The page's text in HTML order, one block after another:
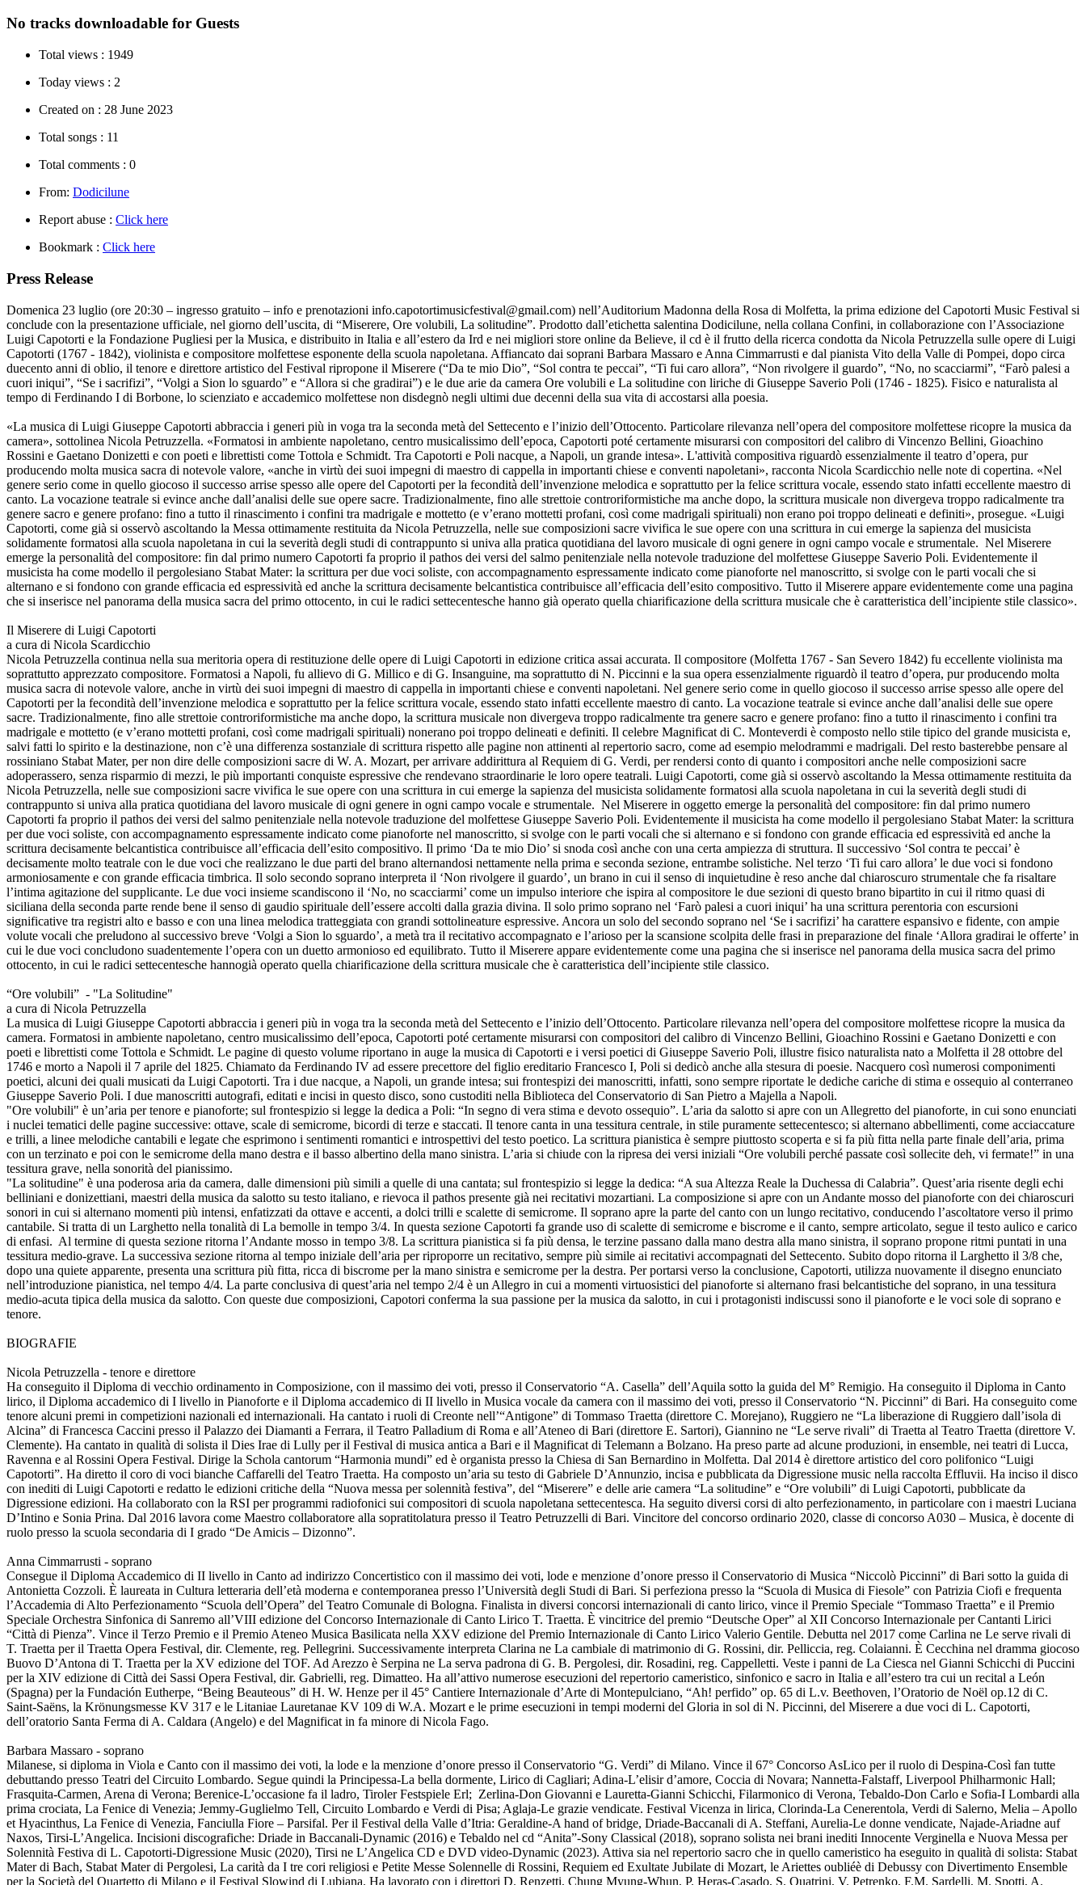
No tracks downloadable for Guests
Total views : 1949
Today views : 2
Created on : 28 June 2023
Total songs : 11
Total comments : 0
From: Dodicilune
Report abuse : Click here
Bookmark : Click here
Press Release
Domenica 23 luglio (ore 20:30 – ingresso gratuito – info e prenotazioni info.capotortimusicfestival@gmail.com) nell’Auditorium Madonna della Rosa di Molfetta, la prima edizione del Capotorti Music Festival si
conclude con la presentazione ufficiale, nel giorno dell’uscita, di “Miserere, Ore volubili, La solitudine”. Prodotto dall’etichetta salentina Dodicilune, nella collana Confini, in collaborazione con l’Associazione
Luigi Capotorti e la Fondazione Pugliesi per la Musica, e distribuito in Italia e all’estero da Ird e nei migliori store online da Believe, il cd è il frutto della ricerca condotta da Nicola Petruzzella sulle opere di Luigi
Capotorti (1767 - 1842), violinista e compositore molfettese esponente della scuola napoletana. Affiancato dai soprani Barbara Massaro e Anna Cimmarrusti e dal pianista Vito della Valle di Pompei, dopo circa
duecento anni di oblio, il tenore e direttore artistico del Festival ripropone il Miserere (“Da te mio Dio”, “Sol contra te peccai”, “Ti fui caro allora”, “Non rivolgere il guardo”, “No, no scacciarmi”, “Farò palesi a
cuori iniqui”, “Se i sacrifizi”, “Volgi a Sion lo sguardo” e “Allora si che gradirai”) e le due arie da camera Ore volubili e La solitudine con liriche di Giuseppe Saverio Poli (1746 - 1825). Fisico e naturalista al
tempo di Ferdinando I di Borbone, lo scienziato e accademico molfettese non disdegnò negli ultimi due decenni della sua vita di accostarsi alla poesia.
«La musica di Luigi Giuseppe Capotorti abbraccia i generi più in voga tra la seconda metà del Settecento e l’inizio dell’Ottocento. Particolare rilevanza nell’opera del compositore molfettese ricopre la musica da
camera», sottolinea Nicola Petruzzella. «Formatosi in ambiente napoletano, centro musicalissimo dell’epoca, Capotorti poté certamente misurarsi con compositori del calibro di Vincenzo Bellini, Gioachino
Rossini e Gaetano Donizetti e con poeti e librettisti come Tottola e Schmidt. Tra Capotorti e Poli nacque, a Napoli, un grande intesa». L'attività compositiva riguardò essenzialmente il teatro d’opera, pur
producendo molta musica sacra di notevole valore, «anche in virtù dei suoi impegni di maestro di cappella in importanti chiese e conventi napoletani», racconta Nicola Scardicchio nelle note di copertina. «Nel
genere serio come in quello giocoso il successo arrise spesso alle opere del Capotorti per la fecondità dell’invenzione melodica e soprattutto per la felice scrittura vocale, essendo stato infatti eccellente maestro di
canto. La vocazione teatrale si evince anche dall’analisi delle sue opere sacre. Tradizionalmente, fino alle strettoie controriformistiche ma anche dopo, la scrittura musicale non divergeva troppo radicalmente tra
genere sacro e genere profano: fino a tutto il rinascimento i confini tra madrigale e mottetto (e v’erano mottetti profani, così come madrigali spirituali) non erano poi troppo delineati e definiti», prosegue. «Luigi
Capotorti, come già si osservò ascoltando la Messa ottimamente restituita da Nicola Petruzzella, nelle sue composizioni sacre vivifica le sue opere con una scrittura in cui emerge la sapienza del musicista
solidamente formatosi alla scuola napoletana in cui la severità degli studi di contrappunto si univa alla pratica quotidiana del lavoro musicale di ogni genere in ogni campo vocale e strumentale. Nel Miserere
emerge la personalità del compositore: fin dal primo numero Capotorti fa proprio il pathos dei versi del salmo penitenziale nella notevole traduzione del molfettese Giuseppe Saverio Poli. Evidentemente il
musicista ha come modello il pergolesiano Stabat Mater: la scrittura per due voci soliste, con accompagnamento espressamente indicato come pianoforte nel manoscritto, si svolge con le parti vocali che si
alternano e si fondono con grande efficacia ed espressività ed anche la scrittura decisamente belcantistica contribuisce all’efficacia dell’esito compositivo. Tutto il Miserere appare evidentemente come una pagina
che si inserisce nel panorama della musica sacra del primo ottocento, in cui le radici settecentesche hanno già operato quella chiarificazione della scrittura musicale che è caratteristica dell’incipiente stile classico».
Il Miserere di Luigi Capotorti
a cura di Nicola Scardicchio
Nicola Petruzzella continua nella sua meritoria opera di restituzione delle opere di Luigi Capotorti in edizione critica assai accurata. Il compositore (Molfetta 1767 - San Severo 1842) fu eccellente violinista ma
soprattutto apprezzato compositore. Formatosi a Napoli, fu allievo di G. Millico e di G. Insanguine, ma soprattutto di N. Piccinni e la sua opera essenzialmente riguardò il teatro d’opera, pur producendo molta
musica sacra di notevole valore, anche in virtù dei suoi impegni di maestro di cappella in importanti chiese e conventi napoletani. Nel genere serio come in quello giocoso il successo arrise spesso alle opere del
Capotorti per la fecondità dell’invenzione melodica e soprattutto per la felice scrittura vocale, essendo stato infatti eccellente maestro di canto. La vocazione teatrale si evince anche dall’analisi delle sue opere
sacre. Tradizionalmente, fino alle strettoie controriformistiche ma anche dopo, la scrittura musicale non divergeva troppo radicalmente tra genere sacro e genere profano: fino a tutto il rinascimento i confini tra
madrigale e mottetto (e v’erano mottetti profani, così come madrigali spirituali) nonerano poi troppo delineati e definiti. Il celebre Magnificat di C. Monteverdi è composto nello stile tipico del grande musicista e,
salvi fatti lo spirito e la destinazione, non c’è una differenza sostanziale di scrittura rispetto alle pagine non attinenti al repertorio sacro, come ad esempio melodrammi e madrigali. Del resto basterebbe pensare al
rossiniano Stabat Mater, per non dire delle composizioni sacre di W. A. Mozart, per arrivare addirittura al Requiem di G. Verdi, per rendersi conto di quanto i compositori anche nelle composizioni sacre
adoperassero, senza risparmio di mezzi, le più importanti conquiste espressive che rendevano straordinarie le loro opere teatrali. Luigi Capotorti, come già si osservò ascoltando la Messa ottimamente restituita da
Nicola Petruzzella, nelle sue composizioni sacre vivifica le sue opere con una scrittura in cui emerge la sapienza del musicista solidamente formatosi alla scuola napoletana in cui la severità degli studi di
contrappunto si univa alla pratica quotidiana del lavoro musicale di ogni genere in ogni campo vocale e strumentale. Nel Miserere in oggetto emerge la personalità del compositore: fin dal primo numero
Capotorti fa proprio il pathos dei versi del salmo penitenziale nella notevole traduzione del molfettese Giuseppe Saverio Poli. Evidentemente il musicista ha come modello il pergolesiano Stabat Mater: la scrittura
per due voci soliste, con accompagnamento espressamente indicato come pianoforte nel manoscritto, si svolge con le parti vocali che si alternano e si fondono con grande efficacia ed espressività ed anche la
scrittura decisamente belcantistica contribuisce all’efficacia dell’esito compositivo. Il primo ‘Da te mio Dio’ si snoda così anche con una certa ampiezza di struttura. Il successivo ‘Sol contra te peccai’ è
decisamente molto teatrale con le due voci che realizzano le due parti del brano alternandosi nettamente nella prima e seconda sezione, entrambe solistiche. Nel terzo ‘Ti fui caro allora’ le due voci si fondono
armoniosamente e con grande efficacia timbrica. Il solo secondo soprano interpreta il ‘Non rivolgere il guardo’, un brano in cui il senso di inquietudine è reso anche dal chiaroscuro strumentale che fa risaltare
l’intima agitazione del supplicante. Le due voci insieme scandiscono il ‘No, no scacciarmi’ come un impulso interiore che ispira al compositore le due sezioni di questo brano bipartito in cui il ritmo quasi di
siciliana della seconda parte rende bene il senso di gaudio spirituale dell’essere accolti dalla grazia divina. Il solo primo soprano nel ‘Farò palesi a cuori iniqui’ ha una scrittura perentoria con escursioni
significative tra registri alto e basso e con una linea melodica tratteggiata con grandi sottolineature espressive. Ancora un solo del secondo soprano nel ‘Se i sacrifizi’ ha carattere espansivo e fidente, con ampie
volute vocali che preludono al successivo breve ‘Volgi a Sion lo sguardo’, a metà tra il recitativo accompagnato e l’arioso per la scansione scolpita delle frasi in preparazione del finale ‘Allora gradirai le offerte’ in
cui le due voci concludono suadentemente l’opera con un duetto armonioso ed equilibrato. Tutto il Miserere appare evidentemente come una pagina che si inserisce nel panorama della musica sacra del primo
ottocento, in cui le radici settecentesche hannogià operato quella chiarificazione della scrittura musicale che è caratteristica dell’incipiente stile classico.
“Ore volubili” - "La Solitudine"
a cura di Nicola Petruzzella
La musica di Luigi Giuseppe Capotorti abbraccia i generi più in voga tra la seconda metà del Settecento e l’inizio dell’Ottocento. Particolare rilevanza nell’opera del compositore molfettese ricopre la musica da
camera. Formatosi in ambiente napoletano, centro musicalissimo dell’epoca, Capotorti poté certamente misurarsi con compositori del calibro di Vincenzo Bellini, Gioachino Rossini e Gaetano Donizetti e con
poeti e librettisti come Tottola e Schmidt. Le pagine di questo volume riportano in auge la musica di Capotorti e i versi poetici di Giuseppe Saverio Poli, illustre fisico naturalista nato a Molfetta il 28 ottobre del
1746 e morto a Napoli il 7 aprile del 1825. Chiamato da Ferdinando IV ad essere precettore del figlio ereditario Francesco I, Poli si dedicò anche alla stesura di poesie. Nacquero così numerosi componimenti
poetici, alcuni dei quali musicati da Luigi Capotorti. Tra i due nacque, a Napoli, un grande intesa; sui frontespizi dei manoscritti, infatti, sono sempre riportate le dediche cariche di stima e ossequio al conterraneo
Giuseppe Saverio Poli. I due manoscritti autografi, editati e incisi in questo disco, sono custoditi nella Biblioteca del Conservatorio di San Pietro a Majella a Napoli.
"Ore volubili" è un’aria per tenore e pianoforte; sul frontespizio si legge la dedica a Poli: “In segno di vera stima e devoto ossequio”. L’aria da salotto si apre con un Allegretto del pianoforte, in cui sono enunciati
i nuclei tematici delle pagine successive: ottave, scale di semicrome, bicordi di terze e staccati. Il tenore canta in una tessitura centrale, in stile puramente settecentesco; si alternano abbellimenti, come acciaccature
e trilli, a linee melodiche cantabili e legate che esprimono i sentimenti romantici e introspettivi del testo poetico. La scrittura pianistica è sempre piuttosto scoperta e si fa più fitta nella parte finale dell’aria, prima
con un terzinato e poi con le semicrome della mano destra e il basso albertino della mano sinistra. L’aria si chiude con la ripresa dei versi iniziali “Ore volubili perché passate così sollecite deh, vi fermate!” in una
tessitura grave, nella sonorità del pianissimo.
"La solitudine" è una poderosa aria da camera, dalle dimensioni più simili a quelle di una cantata; sul frontespizio si legge la dedica: “A sua Altezza Reale la Duchessa di Calabria”. Quest’aria risente degli echi
belliniani e donizettiani, maestri della musica da salotto su testo italiano, e rievoca il pathos presente già nei recitativi mozartiani. La composizione si apre con un Andante mosso del pianoforte con dei chiaroscuri
sonori in cui si alternano momenti più intensi, enfatizzati da ottave e accenti, a dolci trilli e scalette di semicrome. Il soprano apre la parte del canto con un lungo recitativo, conducendo l’ascoltatore verso il primo
cantabile. Si tratta di un Larghetto nella tonalità di La bemolle in tempo 3/4. In questa sezione Capotorti fa grande uso di scalette di semicrome e biscrome e il canto, sempre articolato, segue il testo aulico e carico
di enfasi. Al termine di questa sezione ritorna l’Andante mosso in tempo 3/8. La scrittura pianistica si fa più densa, le terzine passano dalla mano destra alla mano sinistra, il soprano propone ritmi puntati in una
tessitura medio-grave. La successiva sezione ritorna al tempo iniziale dell’aria per riproporre un recitativo, sempre più simile ai recitativi accompagnati del Settecento. Subito dopo ritorna il Larghetto il 3/8 che,
dopo una quiete apparente, presenta una scrittura più fitta, ricca di biscrome per la mano sinistra e semicrome per la destra. Per portarsi verso la conclusione, Capotorti, utilizza nuovamente il disegno enunciato
nell’introduzione pianistica, nel tempo 4/4. La parte conclusiva di quest’aria nel tempo 2/4 è un Allegro in cui a momenti virtuosistici del pianoforte si alternano frasi belcantistiche del soprano, in una tessitura
medio-acuta tipica della musica da salotto. Con queste due composizioni, Capotori conferma la sua passione per la musica da salotto, in cui i protagonisti indiscussi sono il pianoforte e le voci sole di soprano e
tenore.
BIOGRAFIE
Nicola Petruzzella - tenore e direttore
Ha conseguito il Diploma di vecchio ordinamento in Composizione, con il massimo dei voti, presso il Conservatorio “A. Casella” dell’Aquila sotto la guida del M° Remigio. Ha conseguito il Diploma in Canto
lirico, il Diploma accademico di I livello in Pianoforte e il Diploma accademico di II livello in Musica vocale da camera con il massimo dei voti, presso il Conservatorio “N. Piccinni” di Bari. Ha conseguito come
tenore alcuni premi in competizioni nazionali ed internazionali. Ha cantato i ruoli di Creonte nell’“Antigone” di Tommaso Traetta (direttore C. Morejano), Ruggiero ne “La liberazione di Ruggiero dall’isola di
Alcina” di Francesca Caccini presso il Palazzo dei Diamanti a Ferrara, il Teatro Palladium di Roma e all’Ateneo di Bari (direttore E. Sartori), Giannino ne “Le serve rivali” di Traetta al Teatro Traetta (direttore V.
Clemente). Ha cantato in qualità di solista il Dies Irae di Lully per il Festival di musica antica a Bari e il Magnificat di Telemann a Bolzano. Ha preso parte ad alcune produzioni, in ensemble, nei teatri di Lucca,
Ravenna e al Rossini Opera Festival. Dirige la Schola cantorum “Harmonia mundi” ed è organista presso la Chiesa di San Bernardino in Molfetta. Dal 2014 è direttore artistico del coro polifonico “Luigi
Capotorti”. Ha diretto il coro di voci bianche Caffarelli del Teatro Traetta. Ha composto un’aria su testo di Gabriele D’Annunzio, incisa e pubblicata da Digressione music nella raccolta Effluvii. Ha inciso il disco
con inediti di Luigi Capotorti e redatto le edizioni critiche della “Nuova messa per solennità festiva”, del “Miserere” e delle arie camera “La solitudine” e “Ore volubili” di Luigi Capotorti, pubblicate da
Digressione edizioni. Ha collaborato con la RSI per programmi radiofonici sui compositori di scuola napoletana settecentesca. Ha seguito diversi corsi di alto perfezionamento, in particolare con i maestri Luciana
D’Intino e Sonia Prina. Dal 2016 lavora come Maestro collaboratore alla sopratitolatura presso il Teatro Petruzzelli di Bari. Vincitore del concorso ordinario 2020, classe di concorso A030 – Musica, è docente di
ruolo presso la scuola secondaria di I grado “De Amicis – Dizonno”.
Anna Cimmarrusti - soprano
Consegue il Diploma Accademico di II livello in Canto ad indirizzo Concertistico con il massimo dei voti, lode e menzione d’onore presso il Conservatorio di Musica “Niccolò Piccinni” di Bari sotto la guida di
Antonietta Cozzoli. È laureata in Cultura letteraria dell’età moderna e contemporanea presso l’Università degli Studi di Bari. Si perfeziona presso la “Scuola di Musica di Fiesole” con Patrizia Ciofi e frequenta
l’Accademia di Alto Perfezionamento “Scuola dell’Opera” del Teatro Comunale di Bologna. Finalista in diversi concorsi internazionali di canto lirico, vince il Premio Speciale “Tommaso Traetta” e il Premio
Speciale Orchestra Sinfonica di Sanremo all’VIII edizione del Concorso Internazionale di Canto Lirico T. Traetta. È vincitrice del premio “Deutsche Oper” al XII Concorso Internazionale per Cantanti Lirici
“Città di Pienza”. Vince il Terzo Premio e il Premio Ateneo Musica Basilicata nella XXV edizione del Premio Internazionale di Canto Lirico Valerio Gentile. Debutta nel 2017 come Carlina ne Le serve rivali di
T. Traetta per il Traetta Opera Festival, dir. Clemente, reg. Pellegrini. Successivamente interpreta Clarina ne La cambiale di matrimonio di G. Rossini, dir. Pelliccia, reg. Colaianni. È Cecchina nel dramma giocoso
Buovo D’Antona di T. Traetta per la XV edizione del TOF. Ad Arezzo è Serpina ne La serva padrona di G. B. Pergolesi, dir. Rosadini, reg. Cappelletti. Veste i panni de La Ciesca nel Gianni Schicchi di Puccini
per la XIV edizione di Città dei Sassi Opera Festival, dir. Gabrielli, reg. Dimatteo. Ha all’attivo numerose esecuzioni del repertorio cameristico, sinfonico e sacro in Italia e all’estero tra cui un recital a León
(Spagna) per la Fundación Eutherpe, “Being Beauteous” di H. W. Henze per il 45° Cantiere Internazionale d’Arte di Montepulciano, “Ah! perfido” op. 65 di L.v. Beethoven, l’Oratorio de Noël op.12 di C.
Saint-Saëns, la Krönungsmesse KV 317 e le Litaniae Lauretanae KV 109 di W.A. Mozart e le prime esecuzioni in tempi moderni del Gloria in sol di N. Piccinni, del Miserere a due voci di L. Capotorti,
dell’oratorio Santa Ferma di A. Caldara (Angelo) e del Magnificat in fa minore di Nicola Fago.
Barbara Massaro - soprano
Milanese, si diploma in Viola e Canto con il massimo dei voti, la lode e la menzione d’onore presso il Conservatorio “G. Verdi” di Milano. Vince il 67° Concorso AsLico per il ruolo di Despina-Così fan tutte
debuttando presso Teatri del Circuito Lombardo. Segue quindi la Principessa-La bella dormente, Lirico di Cagliari; Adina-L’elisir d’amore, Coccia di Novara; Nannetta-Falstaff, Liverpool Philharmonic Hall;
Frasquita-Carmen, Arena di Verona; Berenice-L’occasione fa il ladro, Tiroler Festspiele Erl; Zerlina-Don Giovanni e Lauretta-Gianni Schicchi, Filarmonico di Verona, Tebaldo-Don Carlo e Sofia-I Lombardi alla
prima crociata, La Fenice di Venezia; Jemmy-Guglielmo Tell, Circuito Lombardo e Verdi di Pisa; Aglaja-Le grazie vendicate. Festival Vicenza in lirica, Clorinda-La Cenerentola, Verdi di Salerno, Melia – Apollo
et Hyacinthus, La Fenice di Venezia, Fanciulla Fiore – Parsifal. Per il Festival della Valle d’Itria: Geraldine-A hand of bridge, Driade-Baccanali di A. Steffani, Aurelia-Le donne vendicate, Najade-Ariadne auf
Naxos, Tirsi-L’Angelica. Incisioni discografiche: Driade in Baccanali-Dynamic (2016) e Tebaldo nel cd “Anita”-Sony Classical (2018), soprano solista nei brani inediti Innocente Verginella e Nuova Messa per
Solennità Festiva di L. Capotorti-Digressione Music (2020), Tirsi ne L’Angelica CD e DVD video-Dynamic (2023). Attiva sia nel repertorio sacro che in quello cameristico ha eseguito in qualità di solista: Stabat
Mater di Bach, Stabat Mater di Pergolesi, La carità da I tre cori religiosi e Petite Messe Solennelle di Rossini, Requiem ed Exultate Jubilate di Mozart, le Ariettes oubliéè di Debussy con Divertimento Ensemble
per la Società del Quartetto di Milano e il Festival Slowind di Lubiana. Ha lavorato con i direttori D. Renzetti, Chung Myung-Whun, P. Heras-Casado, S. Quatrini, V. Petrenko, F.M. Sardelli, M. Spotti, A.